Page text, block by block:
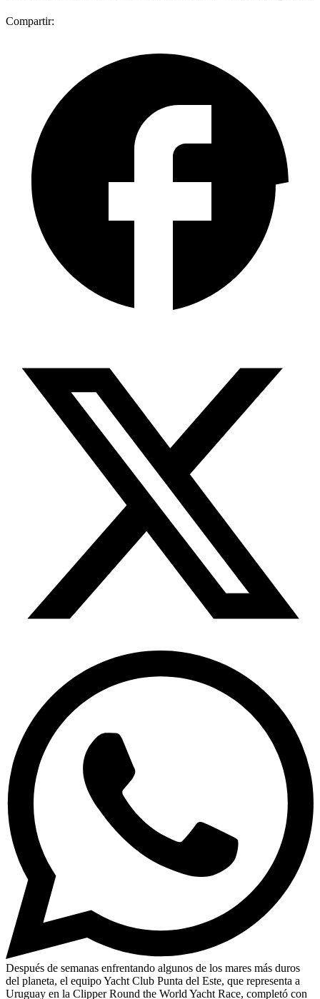
Compartir:
Después de semanas enfrentando algunos de los mares más duros
del planeta, el equipo Yacht Club Punta del Este, que representa a
Uruguay en la Clipper Round the World Yacht Race, completó con